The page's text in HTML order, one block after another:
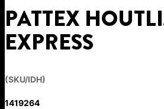
PATTEX
EXPRESS
(SKU/IDH)
1419264